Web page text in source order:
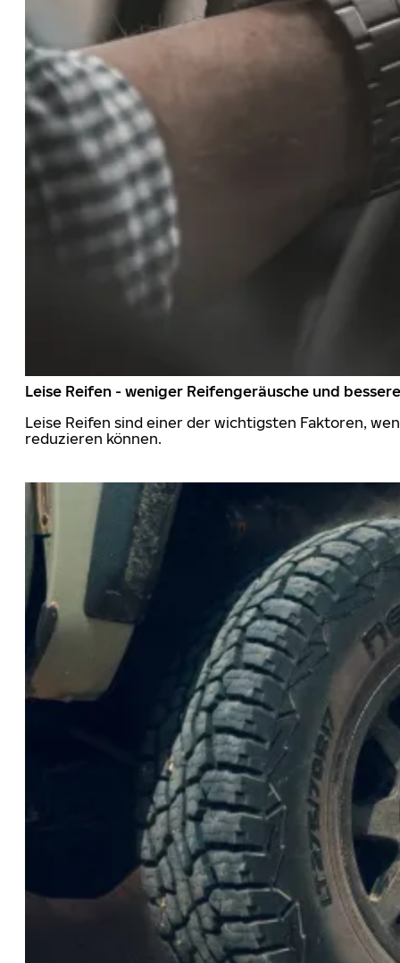
Leise Reifen - weniger Reifengeräusche und
Leise Reifen sind einer der wichtigsten Faktoren,
reduzieren können.